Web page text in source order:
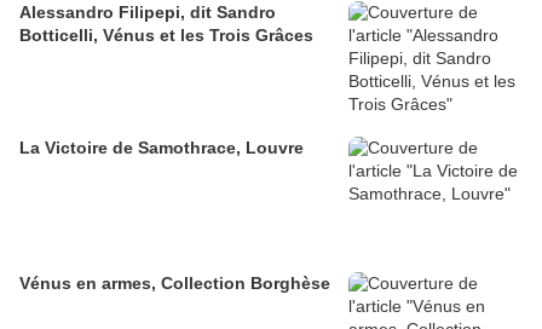
Alessandro Filipepi, dit Sandro
Botticelli, Vénus et les Trois Grâces
La Victoire de Samothrace, Louvre
Vénus en armes, Collection Borghèse